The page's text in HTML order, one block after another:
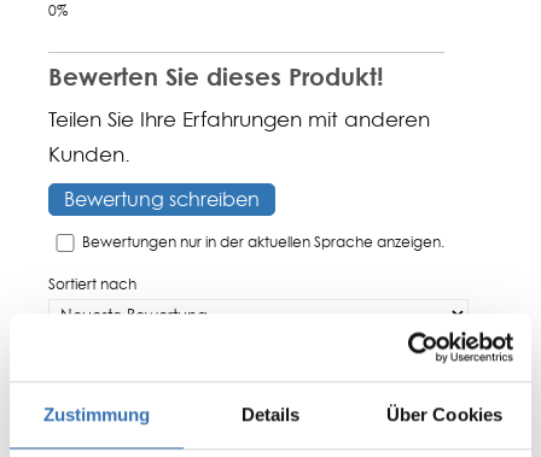
Zustimmung Details Über Cookies
0%
Bewerten Sie dieses Produkt!
Teilen Sie Ihre Erfahrungen mit anderen
Kunden.
Bewertung schreiben
Bewertungen nur in der aktuellen Sprache anzeigen.
Sortiert nach
Durchschnittliche Bewertung von 4 von 5 Sternen
Die meisten Münzen weisen an der Kante